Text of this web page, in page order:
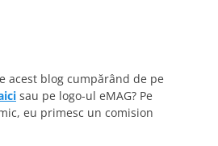
acest blog cumpărând de pe
sau pe logo-ul eMAG? Pe
eu primesc un comision